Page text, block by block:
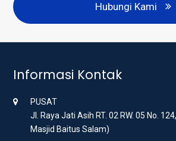
Hubungi Kami
Informasi Kontak
PUSAT
Jl. Raya Jati Asih RT. 02 RW. 05 No.
Masjid Baitus Salam)